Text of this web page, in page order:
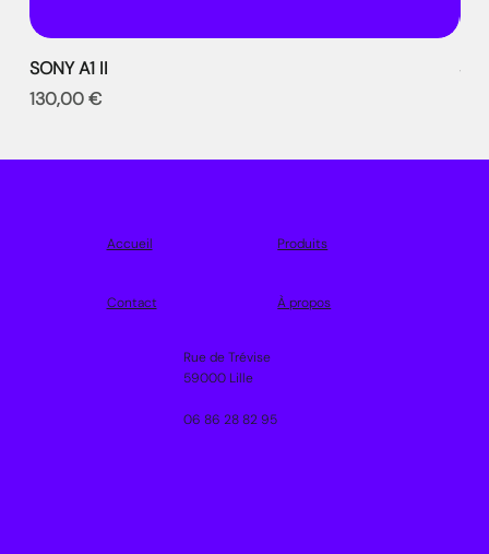
SONY A1 II
Prix
130,00 €
Produits
Accueil
Contact À propos
Rue de Trévise
59000 Lille
06 86 28 82 95